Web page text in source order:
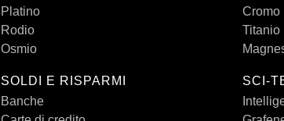
Platino
Rodio
Osmio
SOLDI E RISPARMI
Banche
Cromo
Titanio
SCI-